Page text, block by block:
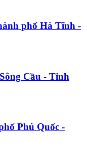
phố Hà Tĩnh -
Cầu - Tỉnh
Phú Quốc -